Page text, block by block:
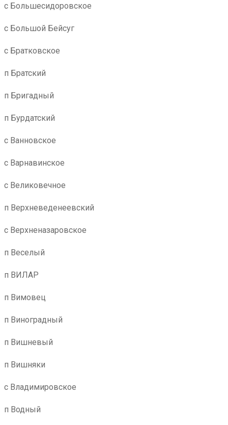
с Большесидоровское
с Большой Бейсуг
с Братковское
п Братский
п Бригадный
п Бурдатский
с Ванновское
с Варнавинское
с Великовечное
п Верхневеденеевский
с Верхненазаровское
п Веселый
п ВИЛАР
п Вимовец
п Виноградный
п Вишневый
п Вишняки
с Владимировское
п Водный